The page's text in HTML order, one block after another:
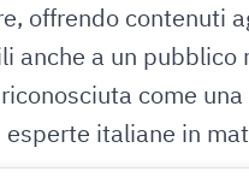
offrendo contenuti
anche a un pubblico
come
italiane in